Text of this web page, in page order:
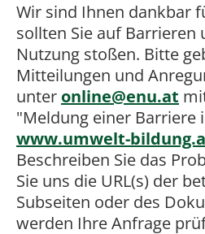
Wir sind Ihnen dankbar
sollten Sie auf Barrieren
Nutzung stoßen. Bitte
Mitteilungen und
unter online@enu.at
"Meldung einer Barriere
www.umwelt-
Beschreiben Sie das
Sie uns die URL(s) der
Subseiten oder des
werden Ihre Anfrage